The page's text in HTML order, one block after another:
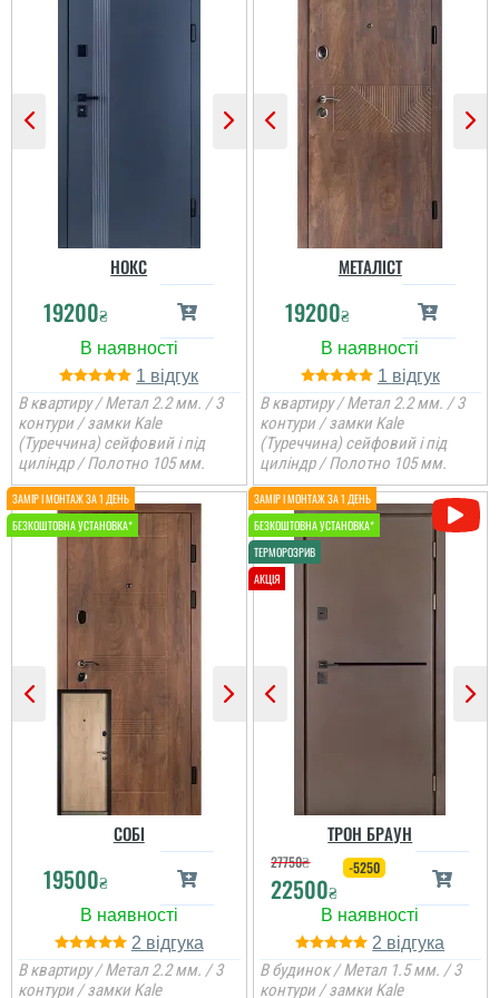
Сергій
допомогу у виборі
дверей та встановленні.
Двері дуже масивні і
дуже сподобалися.
Женя
НОКС
19200₴
1
В квартиру / Метал 2.2 мм. / 3
контури / замки Kale
(Туреччина) сейфовий і під
циліндр / Полотно 105 мм.
МЕТАЛІСТ
19200₴
1
В квартиру / Метал 2.2 мм. / 3
контури / замки Kale
(Туреччина) сейфовий і під
циліндр / Полотно 105 мм.
СОБІ
19500₴
2
В квартиру / Метал 2.2 мм. / 3
контури / замки Kale
ТРОН БРАУН
27750₴
22500₴
-5250
2
В будинок / Метал 1.5 мм. / 3
контури / замки Kale